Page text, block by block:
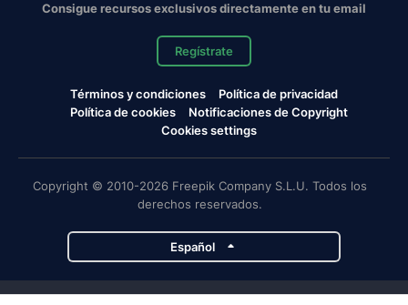
Consigue recursos exclusivos directamente en tu email
Regístrate
Términos y condiciones
Política de privacidad
Política de cookies
Notificaciones de Copyright
Cookies settings
Copyright © 2010-2026 Freepik Company S.L.U. Todos los
derechos reservados.
Español